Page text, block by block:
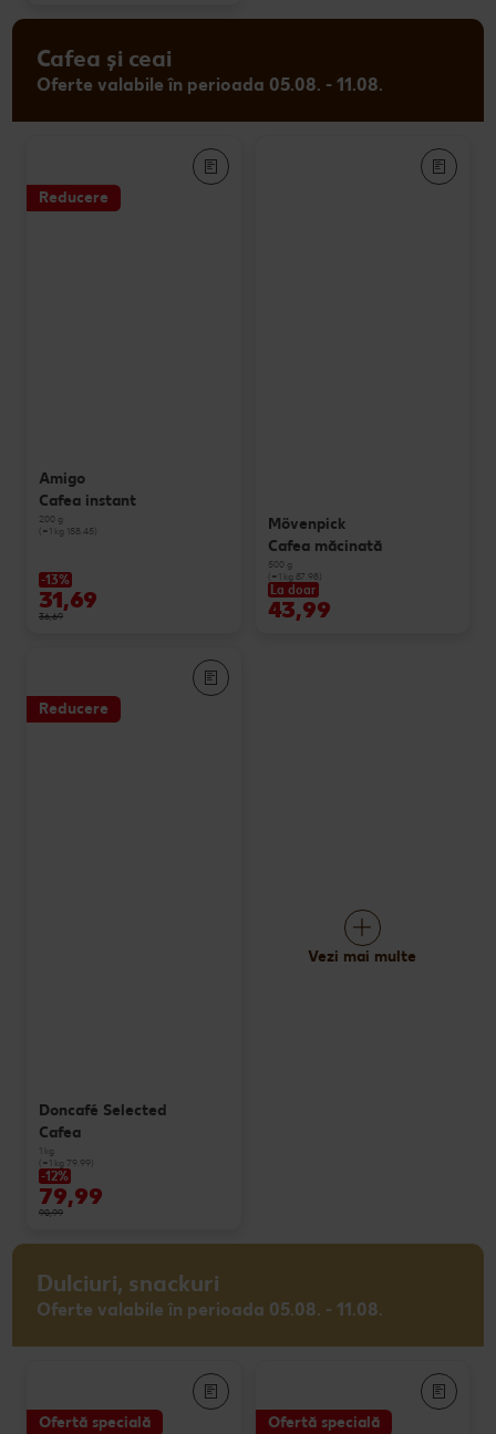
Cafea și ceai
Oferte valabile în perioada 05.08. - 11.08.
Reducere
Amigo
Cafea instant
200 g
(=1 kg 158.45)
-13%
31,69
36,69
Mövenpick
Cafea măcinată
500 g
(=1 kg 87.98)
La doar
43,99
Reducere
Doncafé Selected
Cafea
1 kg
(=1 kg 79.99)
-12%
79,99
90,99
Vezi mai multe
Dulciuri, snackuri
Oferte valabile în perioada 05.08. - 11.08.
Ofertă specială Ofertă specială